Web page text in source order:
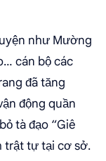
như Mường
cán bộ các
đã tăng
động quần
tà đạo “Giê
trật tự tại cơ sở.